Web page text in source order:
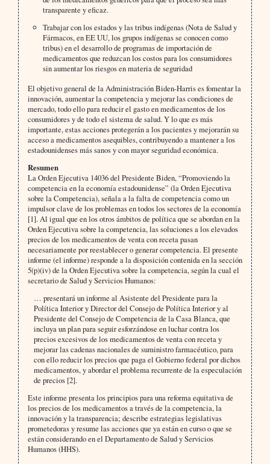
transparente y eficaz.
Trabajar con los estados y las tribus indígenas (Nota de Salud y
Fármacos, en EE UU, los grupos indígenas se conocen como
tribus) en el desarrollo de programas de importación de
medicamentos que reduzcan los costos para los consumidores
sin aumentar los riesgos en materia de seguridad
El objetivo general de la Administración Biden-Harris es fomentar la
innovación, aumentar la competencia y mejorar las condiciones de
mercado, todo ello para reducir el gasto en medicamentos de los
consumidores y de todo el sistema de salud. Y lo que es más
importante, estas acciones protegerán a los pacientes y mejorarán su
acceso a medicamentos asequibles, contribuyendo a mantener a los
estadounidenses más sanos y con mayor seguridad económica.
Resumen
La Orden Ejecutiva 14036 del Presidente Biden, “Promoviendo la
competencia en la economía estadounidense” (la Orden Ejecutiva
sobre la Competencia), señala a la falta de competencia como un
impulsor clave de los problemas en todos los sectores de la economía
[1]. Al igual que en los otros ámbitos de política que se abordan en la
Orden Ejecutiva sobre la competencia, las soluciones a los elevados
precios de los medicamentos de venta con receta pasan
necesariamente por reestablecer o generar competencia. El presente
informe (el informe) responde a la disposición contenida en la sección
5(p)(iv) de la Orden Ejecutiva sobre la competencia, según la cual el
secretario de Salud y Servicios Humanos:
… presentará un informe al Asistente del Presidente para la
Política Interior y Director del Consejo de Política Interior y al
Presidente del Consejo de Competencia de la Casa Blanca, que
incluya un plan para seguir esforzándose en luchar contra los
precios excesivos de los medicamentos de venta con receta y
mejorar las cadenas nacionales de suministro farmacéutico, para
con ello reducir los precios que paga el Gobierno federal por dichos
medicamentos, y abordar el problema recurrente de la especulación
de precios [2].
Este informe presenta los principios para una reforma equitativa de
los precios de los medicamentos a través de la competencia, la
innovación y la transparencia; describe estrategias legislativas
prometedoras y resume las acciones que ya están en curso o que se
están considerando en el Departamento de Salud y Servicios
Humanos (HHS).